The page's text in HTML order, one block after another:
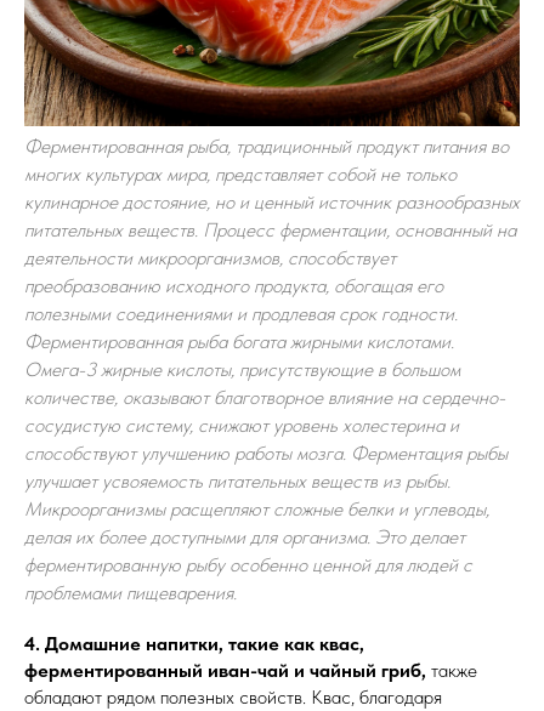
Ферментированная рыба, традиционный продукт питания во
многих культурах мира, представляет собой не только
кулинарное достояние, но и ценный источник разнообразных
питательных веществ. Процесс ферментации, основанный на
деятельности микроорганизмов, способствует
преобразованию исходного продукта, обогащая его
полезными соединениями и продлевая срок годности.
Ферментированная рыба богата жирными кислотами.
Омега-3 жирные кислоты, присутствующие в большом
количестве, оказывают благотворное влияние на сердечно-
сосудистую систему, снижают уровень холестерина и
способствуют улучшению работы мозга. Ферментация рыбы
улучшает усвояемость питательных веществ из рыбы.
Микроорганизмы расщепляют сложные белки и углеводы,
делая их более доступными для организма. Это делает
ферментированную рыбу особенно ценной для людей с
проблемами пищеварения.
4. Домашние напитки, такие как квас,
ферментированный иван-чай и чайный гриб, также
обладают рядом полезных свойств. Квас, благодаря